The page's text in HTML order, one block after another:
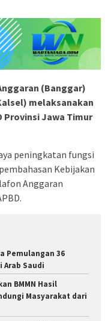
(Banggar)
melaksanakan
Provinsi Jawa Timur
peningkatan fungsi
Kebijakan
Anggaran
Pemulangan 36
Saudi
BMMN Hasil
Masyarakat dari